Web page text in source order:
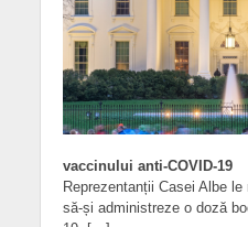
vaccinului anti-COVID-19
Reprezentanții Casei Albe
să-și administreze o doză